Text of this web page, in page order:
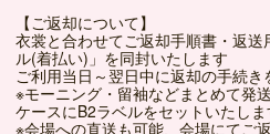
【ご返却について】
衣裳と合わせてご返却手順書・返
ル(着払い)」を同封いたします
ご利用当日～翌日中に返却の手続き
※モーニング・留袖などまとめて発
ケースにB2ラベルをセットいたしま
※会場への直送も可能、会場にてご